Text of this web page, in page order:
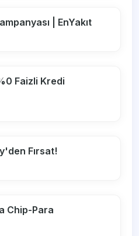
| EnYakıt
Faizli Kredi
Fırsat!
Chip-Para